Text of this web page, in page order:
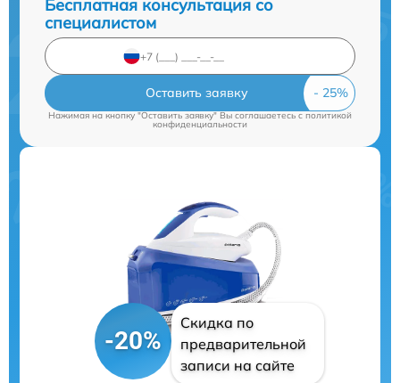
Бесплатная консультация со
специалистом
Оставить заявку
Нажимая на кнопку "Оставить заявку" Вы соглашаетесь cполитикой
конфиденциальности
-20%
Скидка по
предварительной
записи на сайте